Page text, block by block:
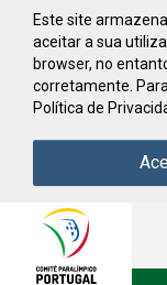
Saltar para conteúdo
Este site
aceitar a sua
browser, no
corretamente.
Política de
Comite
Paralimpico